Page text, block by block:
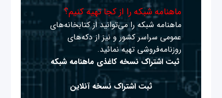
ماهنامه شبکه را از کجا تهیه کنیم؟
ماهنامه شبکه را می‌توانید از کتابخانه‌های
عمومی سراسر کشور و نیز از دکه‌های
روزنامه‌فروشی تهیه نمائید.
ثبت اشتراک نسخه کاغذی ماهنامه شبکه
ثبت اشتراک نسخه آنلاین